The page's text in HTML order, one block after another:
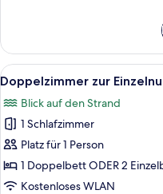
Superior
Room,
Balcony
Alle
Fotos
für
Doppelzimmer
zur
Einzelnutzung
anzeigen
8
Doppelzimmer zur
Blick auf den Strand
1 Schlafzimmer
Platz für 1 Person
1 Doppelbett ODER 2
Kostenloses WLAN